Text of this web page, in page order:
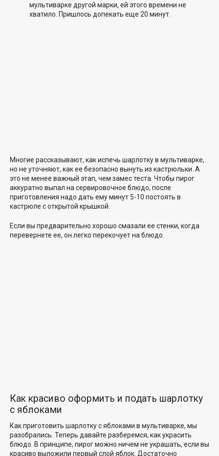
мультиварке другой марки, ей этого времени не
хватило. Пришлось допекать еще 20 минут.
Многие рассказывают, как испечь шарлотку в мультиварке,
но не уточняют, как ее безопасно вынуть из кастрюльки. А
это не менее важный этап, чем замес теста. Чтобы пирог
аккуратно выпал на сервировочное блюдо, после
приготовления надо дать ему минут 5-10 постоять в
кастрюле с открытой крышкой.
Если вы предварительно хорошо смазали ее стенки, когда
перевернете ее, он легко перекочует на блюдо.
Как красиво оформить и подать шарлотку
с яблоками
Как приготовить шарлотку с яблоками в мультиварке, мы
разобрались. Теперь давайте разберемся, как украсить
блюдо. В принципе, пирог можно ничем не украшать, если вы
красиво выложили первый слой яблок. Достаточно